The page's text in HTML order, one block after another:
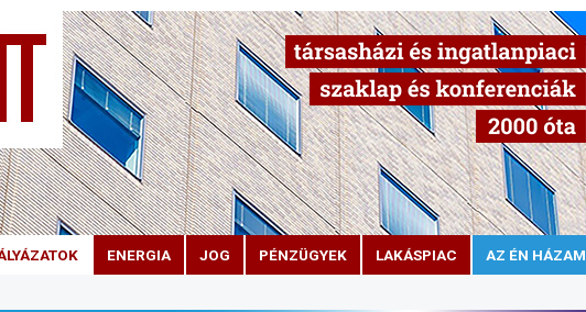
ENERGIA JOG PÉNZÜGYEK LAKÁSPIAC AZ ÉN HÁZAM